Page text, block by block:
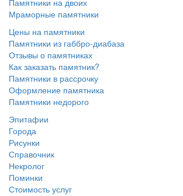
Памятники на двоих
Мраморные памятники
Цены на памятники
Памятники из габбро-диабаза
Отзывы о памятниках
Как заказать памятник?
Памятники в рассрочку
Оформление памятника
Памятники недорого
Эпитафии
Города
Рисунки
Справочник
Некролог
Поминки
Стоимость услуг